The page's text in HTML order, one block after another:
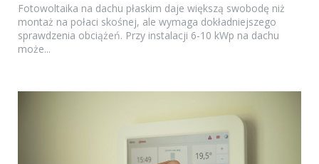
Fotowoltaika na dachu płaskim daje większą swobodę niż
montaż na połaci skośnej, ale wymaga dokładniejszego
sprawdzenia obciążeń. Przy instalacji 6-10 kWp na dachu
może...